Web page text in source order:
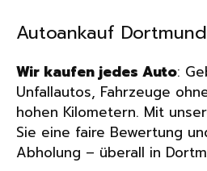
Autoankauf Dortmund
Wir kaufen jedes Auto:
Unfallautos, Fahrzeuge
hohen Kilometern. Mit
Sie eine faire Bewertung
Abholung – überall in